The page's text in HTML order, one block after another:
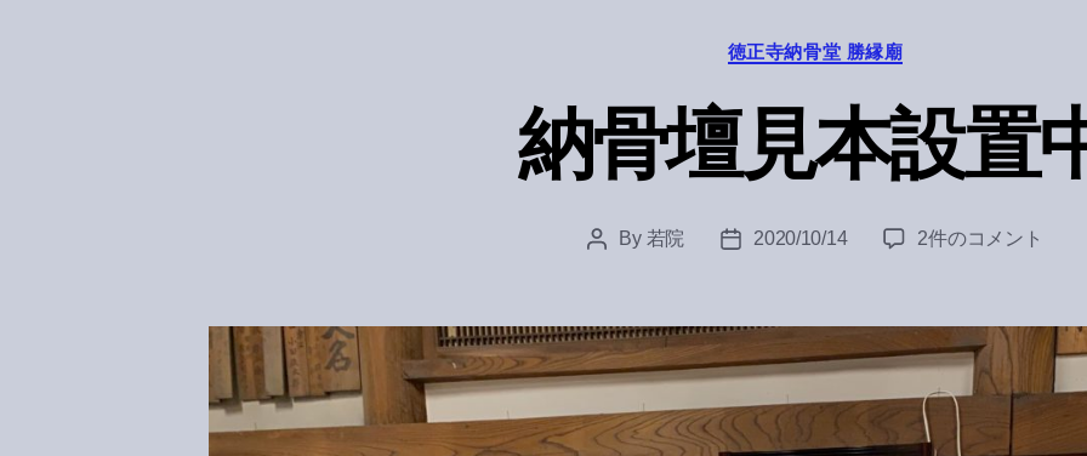
Categories
徳正寺納骨堂 勝縁廟
納骨壇見本設置
PostBy 若院
Post2020/10/14
納
見
本
置
中
2件のコメント